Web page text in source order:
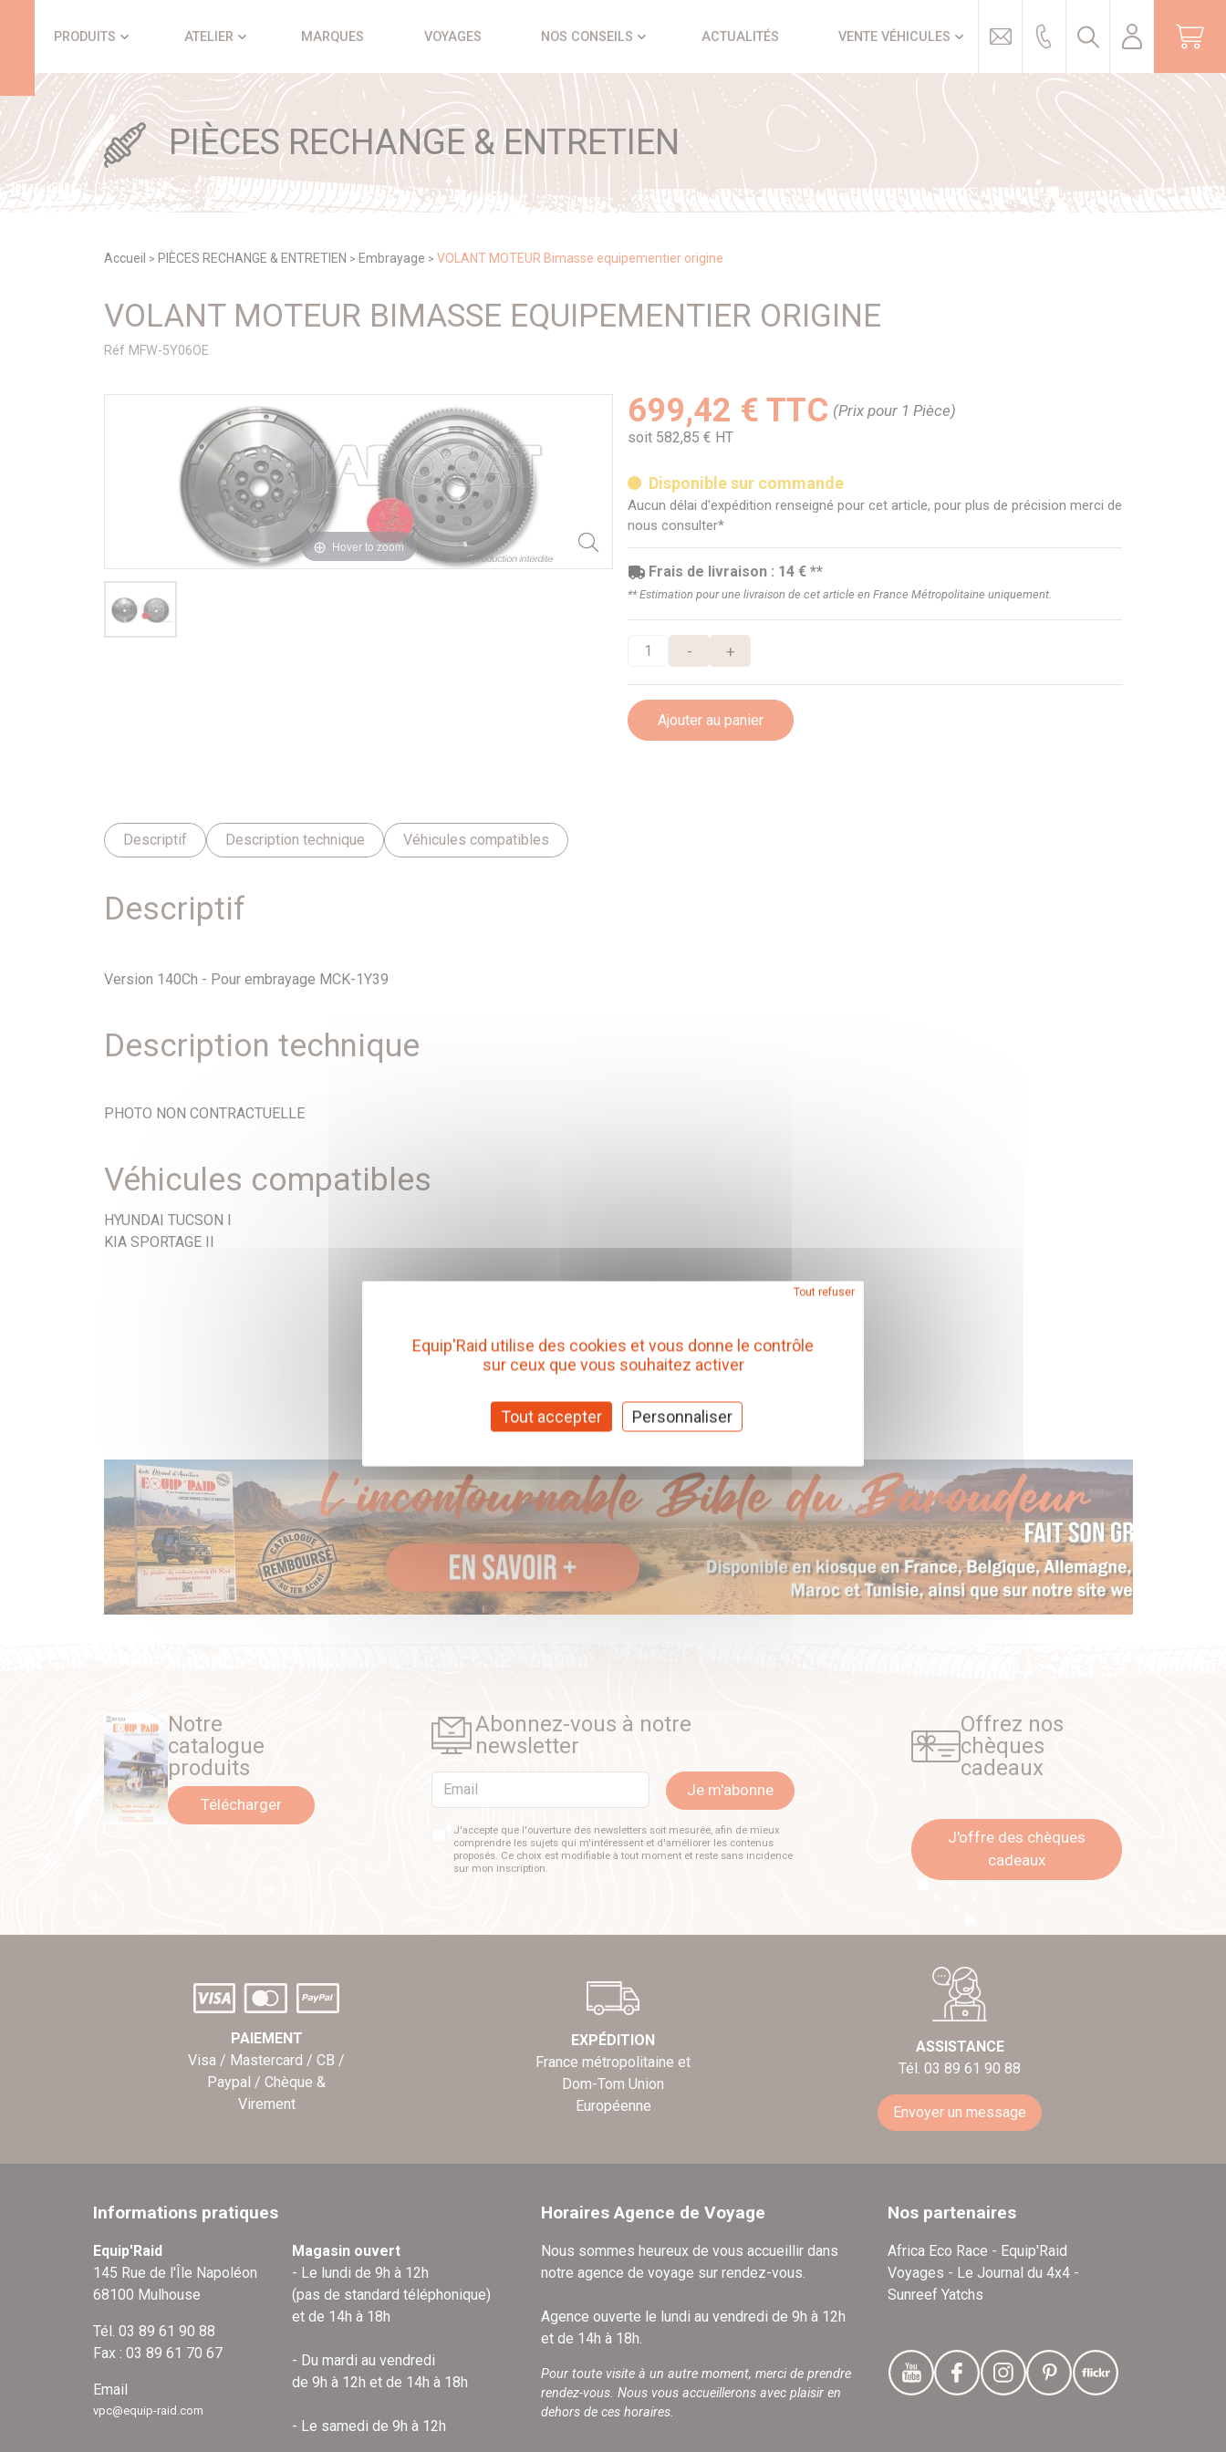
PRODUITS ATELIER MARQUES VOYAGES NOS CONSEILS ACTUALITÉS VENTE VÉHICULES
PIÈCES RECHANGE & ENTRETIEN
Accueil > PIÈCES RECHANGE & ENTRETIEN > Embrayage > VOLANT MOTEUR Bimasse equipementier origine
VOLANT MOTEUR BIMASSE EQUIPEMENTIER ORIGINE
Réf MFW-5Y06OE
Hover to zoom
699,42 € TTC (Prix pour 1 Pièce)
soit 582,85 € HT
Disponible sur commande
Aucun délai d'expédition renseigné pour cet article, pour plus de précision merci de
nous consulter*
Frais de livraison : 14 € **
** Estimation pour une livraison de cet article en France Métropolitaine uniquement.
- +
Ajouter au panier
Descriptif Description technique Véhicules compatibles
Descriptif
Version 140Ch - Pour embrayage MCK-1Y39
Description technique
PHOTO NON CONTRACTUELLE
Véhicules compatibles
HYUNDAI TUCSON I
KIA SPORTAGE II
Notre
catalogue
produits
Télécharger
Abonnez-vous à notre
newsletter
Email Je m'abonne
J'accepte que l'ouverture des newsletters soit mesurée, afin de mieux
comprendre les sujets qui m'intéressent et d'améliorer les contenus
proposés. Ce choix est modifiable à tout moment et reste sans incidence
sur mon inscription.
Offrez nos
chèques
cadeaux
J'offre des chèques
cadeaux
PAIEMENT
Visa / Mastercard / CB /
Paypal / Chèque &
Virement
EXPÉDITION
France métropolitaine et
Dom-Tom Union
Européenne
ASSISTANCE
Tél. 03 89 61 90 88
Envoyer un message
Informations pratiques
Equip'Raid
145 Rue de l'Île Napoléon
68100 Mulhouse
Tél. 03 89 61 90 88
Fax : 03 89 61 70 67
Email
vpc@equip-raid.com
Magasin ouvert
- Le lundi de 9h à 12h
(pas de standard téléphonique)
et de 14h à 18h
- Du mardi au vendredi
de 9h à 12h et de 14h à 18h
- Le samedi de 9h à 12h
Horaires Agence de Voyage
Nous sommes heureux de vous accueillir dans
notre agence de voyage sur rendez-vous.
Agence ouverte le lundi au vendredi de 9h à 12h
et de 14h à 18h.
Pour toute visite à un autre moment, merci de prendre
rendez-vous. Nous vous accueillerons avec plaisir en
dehors de ces horaires.
Nos partenaires
Africa Eco Race - Equip'Raid
Voyages - Le Journal du 4x4 -
Sunreef Yatchs
Equip'Raid utilise des cookies et vous donne le contrôle
sur ceux que vous souhaitez activer
Tout accepter
Tout refuser
Personnaliser